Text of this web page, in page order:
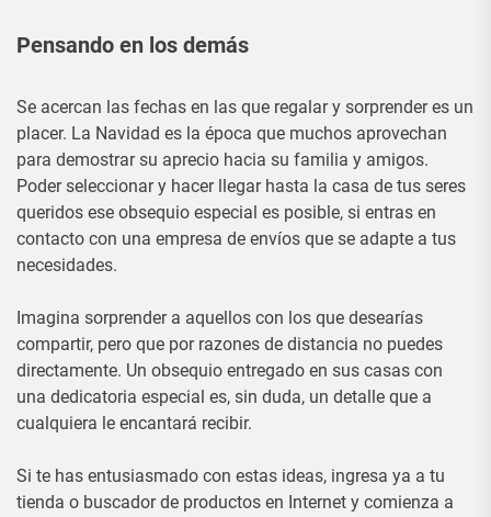
Pensando en los demás
Se acercan las fechas en las que regalar y sorprender es un
placer. La Navidad es la época que muchos aprovechan
para demostrar su aprecio hacia su familia y amigos.
Poder seleccionar y hacer llegar hasta la casa de tus seres
queridos ese obsequio especial es posible, si entras en
contacto con una empresa de envíos que se adapte a tus
necesidades.
Imagina sorprender a aquellos con los que desearías
compartir, pero que por razones de distancia no puedes
directamente. Un obsequio entregado en sus casas con
una dedicatoria especial es, sin duda, un detalle que a
cualquiera le encantará recibir.
Si te has entusiasmado con estas ideas, ingresa ya a tu
tienda o buscador de productos en Internet y comienza a